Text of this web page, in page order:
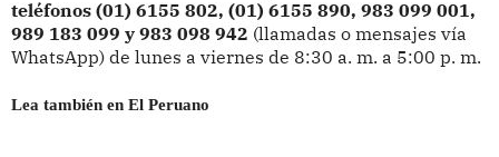
teléfonos (01) 6155 802, (01) 6155 890, 983 099 001,
989 183 099 y 983 098 942 (llamadas o mensajes vía
WhatsApp) de lunes a viernes de 8:30 a. m. a 5:00 p. m.
Lea también en El Peruano